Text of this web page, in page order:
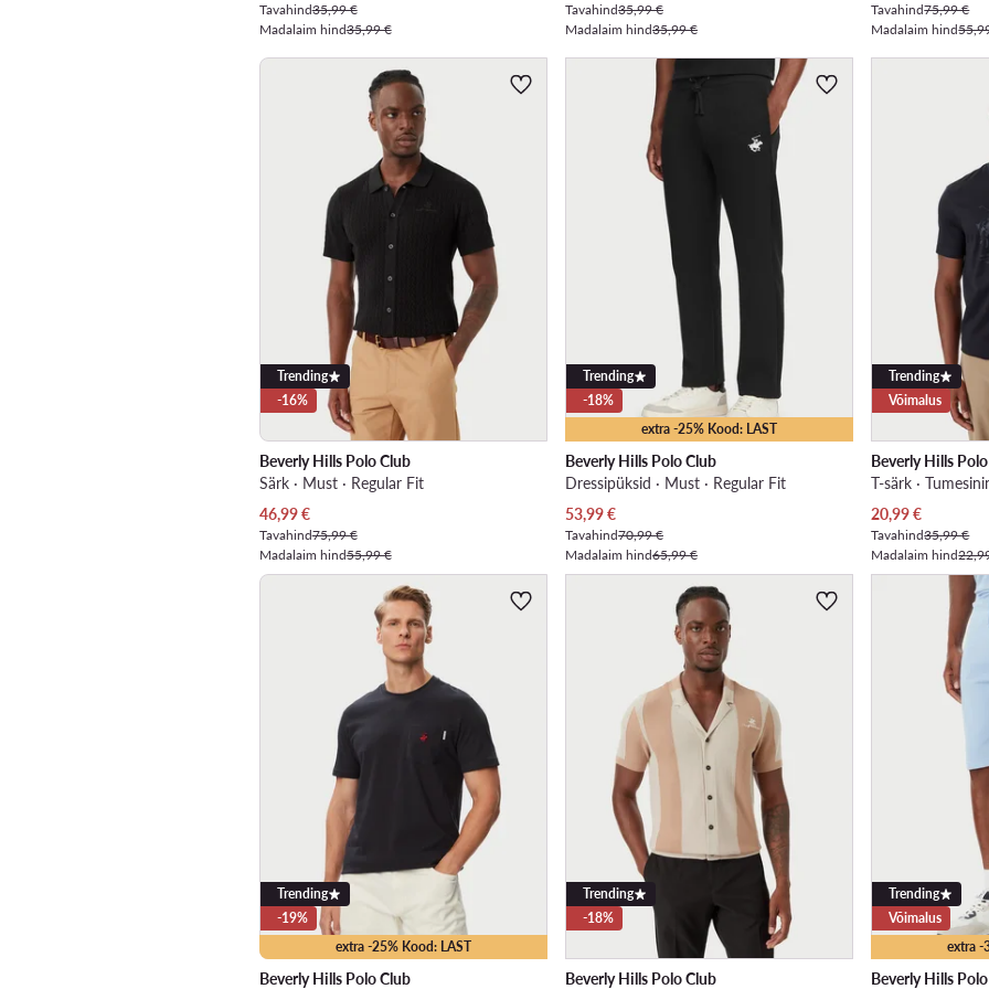
Tavahind35,99 €
Madalaim hind35,99 €
Tavahind35,99 €
Madalaim hind35,99 €
Tavahind75,99 €
Madalaim hind
Trending
-16%
Beverly Hills Polo Club
Särk · Must · Regular Fit
Praegune hind
46,99€
Tavahind75,99 €
Madalaim hind55,99 €
extra -25% Kood: LAST
Trending
-18%
Beverly Hills Polo Club
Dressipüksid · Must · Regular Fit
Praegune hind
53,99€
Tavahind70,99 €
Madalaim hind65,99 €
Trending
Võimalus
Beverly Hills
T-särk ·
Praegune hind
20,99€
Tavahind35,99 €
Madalaim hind
extra -25% Kood: LAST
Trending
-19%
Beverly Hills Polo Club
Trending
-18%
Beverly Hills Polo Club
extra -
Trending
Võimalus
Beverly Hills